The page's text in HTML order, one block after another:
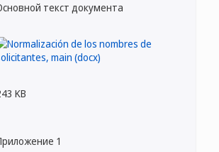
текст документа
KB
1